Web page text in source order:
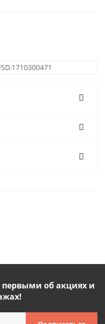
первыми об акциях и